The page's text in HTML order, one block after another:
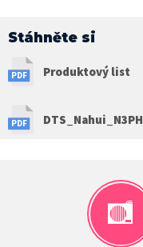
Stáhněte si
Produktový list